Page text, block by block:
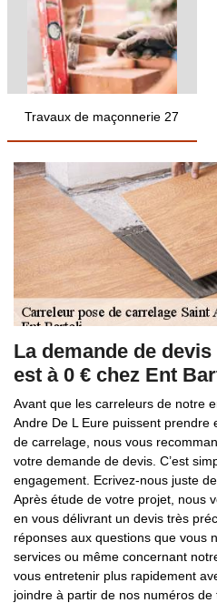
Travaux de maçonnerie 27
La demande de
est à 0 € chez Ent
Avant que les carreleurs de notre
Andre De L Eure puissent prendre
de carrelage, nous vous
votre demande de devis. C’est
engagement. Ecrivez-nous juste
Après étude de votre projet, nous
en vous délivrant un devis très
réponses aux questions que vous
services ou même concernant
vous entretenir plus rapidement
joindre à partir de nos numéros de